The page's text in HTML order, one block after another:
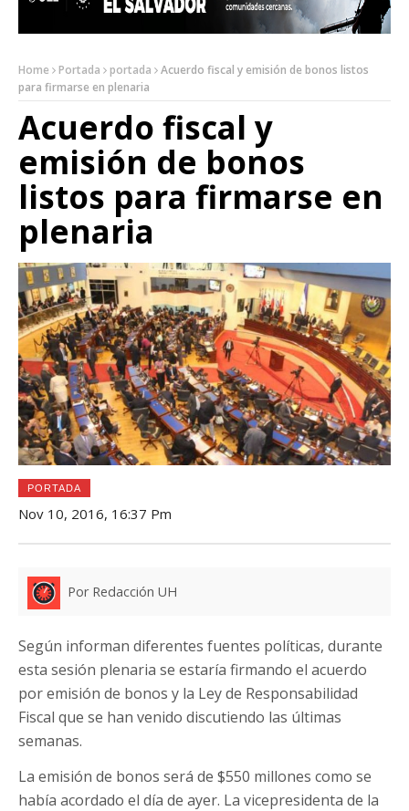
Home Portada portada
Acuerdo fiscal y emisión de bonos listos
para firmarse en plenaria
Acuerdo fiscal y
emisión de bonos
listos para firmarse en
plenaria
PORTADA
Nov 10, 2016, 16:37 Pm
Por Redacción UH
Según informan diferentes fuentes políticas, durante
esta sesión plenaria se estaría firmando el acuerdo
por emisión de bonos y la Ley de Responsabilidad
Fiscal que se han venido discutiendo las últimas
semanas.
La emisión de bonos será de $550 millones como se
había acordado el día de ayer. La vicepresidenta de la